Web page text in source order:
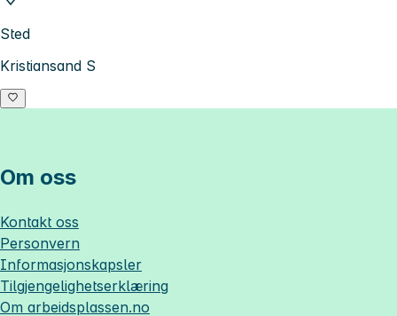
Sted
Kristiansand S
Om oss
Kontakt oss
Personvern
Informasjonskapsler
Tilgjengelighetserklæring
Om arbeidsplassen.no